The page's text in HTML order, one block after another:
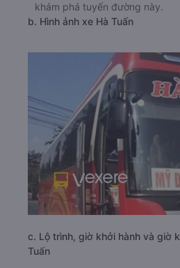
khám phá tuyến đường này.
b. Hình ảnh xe Hà Tuấn
c. Lộ trình, giờ khởi hành và giờ
Tuấn